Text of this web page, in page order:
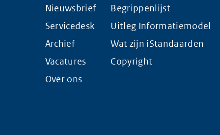
Nieuwsbrief
Servicedesk
Archief
Vacatures
Over ons
Begrippenlijst
Uitleg Informatiemodel
Wat zijn iStandaarden
Copyright